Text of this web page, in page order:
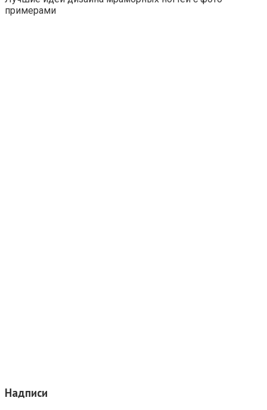
примерами
Надписи